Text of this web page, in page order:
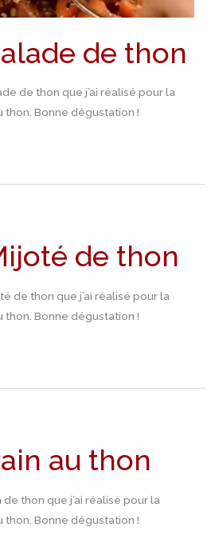
de thon
de thon que j’ai réalisé pour la
Bonne dégustation !
de thon
de thon que j’ai réalisé pour la
Bonne dégustation !
au thon
thon que j’ai réalisé pour la
Bonne dégustation !